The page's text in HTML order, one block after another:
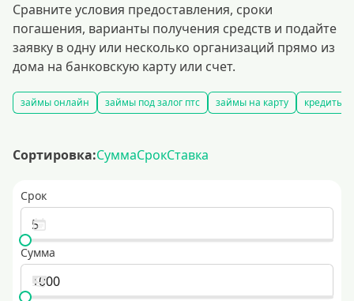
Сравните условия предоставления, сроки
погашения, варианты получения средств и подайте
заявку в одну или несколько организаций прямо из
дома на банковскую карту или счет.
займы онлайн займы под залог птс займы на карту кредиты и
Сортировка:СуммаСрокСтавка
Срок
Сумма